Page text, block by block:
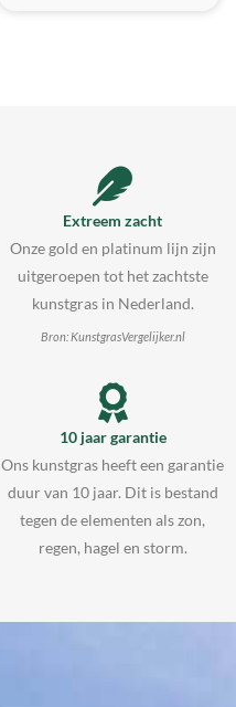
Extreem zacht
Onze gold en platinum lijn zijn
uitgeroepen tot het zachtste
kunstgras in Nederland.
Bron: KunstgrasVergelijker.nl
10 jaar garantie
Ons kunstgras heeft een garantie
duur van 10 jaar. Dit is bestand
tegen de elementen als zon,
regen, hagel en storm.